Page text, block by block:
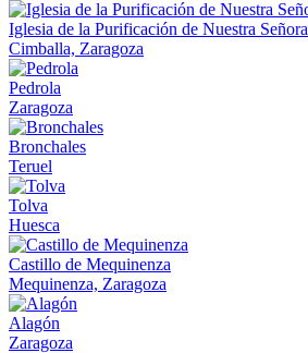
Iglesia de la Purificación de Nuestra Señora
Cimballa, Zaragoza
Pedrola
Zaragoza
Bronchales
Teruel
Tolva
Huesca
Castillo de Mequinenza
Mequinenza, Zaragoza
Alagón
Zaragoza